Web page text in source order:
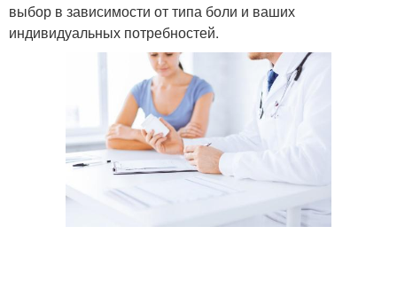
выбор в зависимости от типа боли и ваших
индивидуальных потребностей.